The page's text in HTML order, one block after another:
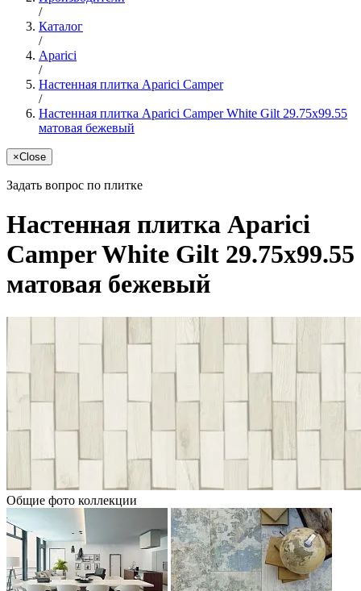
/
Каталог
/
Aparici
/
Настенная плитка Aparici Camper
/
Настенная плитка Aparici Camper White Gilt 29.75x99.55
матовая бежевый
×Close
Задать вопрос по плитке
Настенная плитка Aparici
Camper White Gilt 29.75x99.55
матовая бежевый
Общие фото коллекции